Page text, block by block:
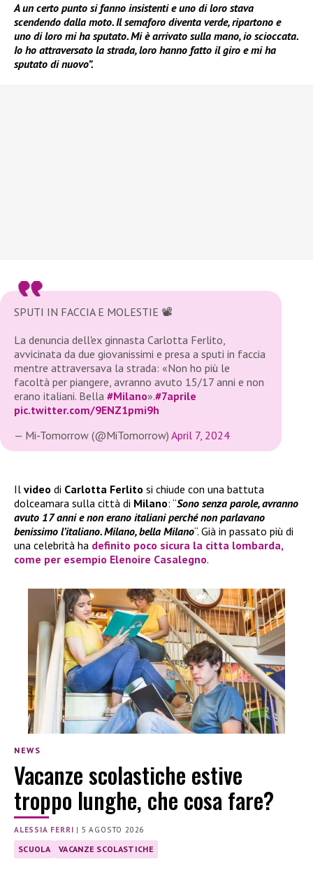
A un certo punto si fanno insistenti e uno di loro stava
scendendo dalla moto. Il semaforo diventa verde, ripartono e
uno di loro mi ha sputato. Mi è arrivato sulla mano, io scioccata.
Io ho attraversato la strada, loro hanno fatto il giro e mi ha
sputato di nuovo”.
SPUTI IN FACCIA E MOLESTIE 📽️
La denuncia dell'ex ginnasta Carlotta Ferlito,
avvicinata da due giovanissimi e presa a sputi in faccia
mentre attraversava la strada: «Non ho più le
facoltà per piangere, avranno avuto 15/17 anni e non
erano italiani. Bella #Milano».#7aprile
pic.twitter.com/9ENZ1pmi9h
— Mi-Tomorrow (@MiTomorrow) April 7, 2024
Il video di Carlotta Ferlito si chiude con una battuta
dolceamara sulla città di Milano: “Sono senza parole, avranno
avuto 17 anni e non erano italiani perché non parlavano
benissimo l’italiano. Milano, bella Milano“. Già in passato più di
una celebrità ha definito poco sicura la citta lombarda,
come per esempio Elenoire Casalegno.
NEWS
Vacanze scolastiche estive
troppo lunghe, che cosa fare?
ALESSIA FERRI | 5 AGOSTO 2026
SCUOLA VACANZE SCOLASTICHE